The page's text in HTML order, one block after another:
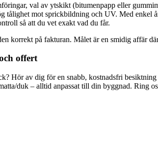
val av ytskikt (bitumenpapp eller
mot sprickbildning och UV. Med enkel
så att du vet exakt vad du får.
korrekt på fakturan. Målet är en smidig affär
offert
Hör av dig för en snabb, kostnadsfri
duk – alltid anpassat till din byggnad. Ring